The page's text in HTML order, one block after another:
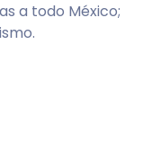
a todo México;